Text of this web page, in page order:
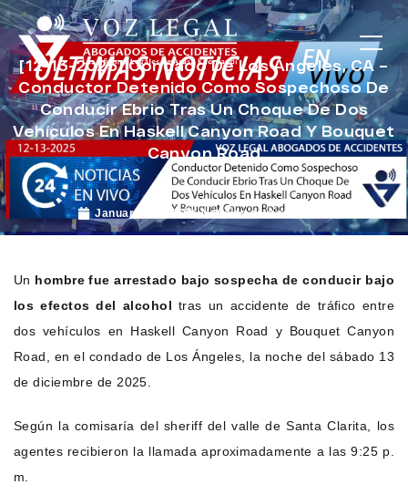
[12-13-2025] Condado De Los Ángeles, CA –
Conductor Detenido Como Sospechoso De
Conducir Ebrio Tras Un Choque De Dos
Vehículos En Haskell Canyon Road Y Bouquet
Canyon Road
January 6, 2026 Noticias de Accidentes
Un hombre fue arrestado bajo sospecha de conducir bajo
los efectos del alcohol tras un accidente de tráfico entre
dos vehículos en Haskell Canyon Road y Bouquet Canyon
Road, en el condado de Los Ángeles, la noche del sábado 13
de diciembre de 2025.
Según la comisaría del sheriff del valle de Santa Clarita, los
agentes recibieron la llamada aproximadamente a las 9:25 p.
m.